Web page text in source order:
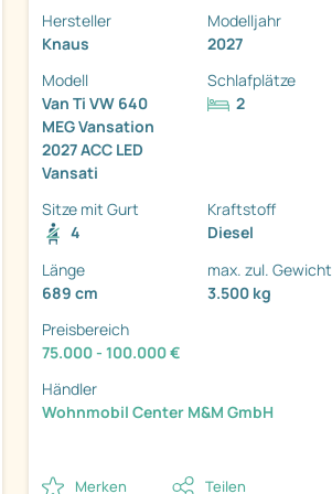
Hersteller
Knaus
Modelljahr
2027
Modell
Van Ti VW 640
MEG Vansation
2027 ACC LED
Vansati
Schlafplätze
2
Sitze mit Gurt
4
Kraftstoff
Diesel
Länge
689 cm
max. zul. Gewicht
3.500 kg
Preisbereich
75.000 - 100.000 €
Händler
Wohnmobil Center M&M GmbH
Merken Teilen